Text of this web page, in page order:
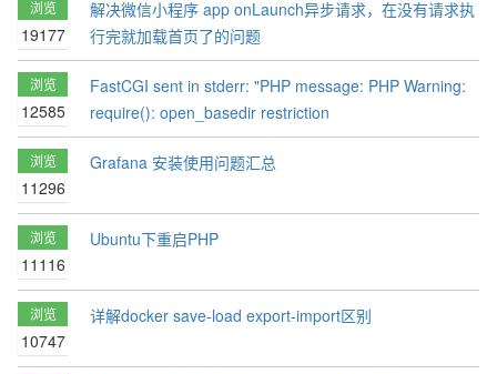
浏览
19177
解决微信小程序 app onLaunch异步请求，在没有请求执
行完就加载首页了的问题
浏览
12585
FastCGI sent in stderr: "PHP message: PHP Warning:
require(): open_basedir restriction
浏览
11296
Grafana 安装使用问题汇总
浏览
11116
Ubuntu下重启PHP
浏览
10747
详解docker save-load export-import区别